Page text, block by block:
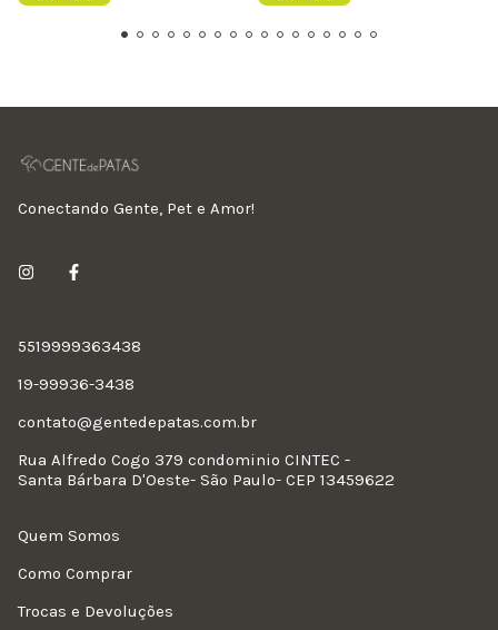
Conectando Gente, Pet e Amor!
5519999363438
19-99936-3438
contato@gentedepatas.com.br
Rua Alfredo Cogo 379 condominio CINTEC -
Santa Bárbara D'Oeste- São Paulo- CEP 13459622
Quem Somos
Como Comprar
Trocas e Devoluções